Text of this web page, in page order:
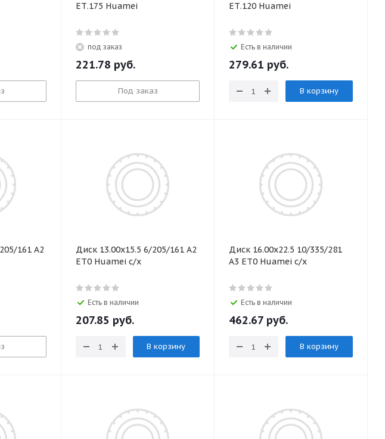
ЕТ.175 Huamei
под заказ
221.78 руб.
Под заказ
ЕТ.120 Huamei
Есть в наличии
279.61 руб.
В корзину
161 А2
Диск 13.00х15.5 6/205/161 А2
ЕТ0 Huamei с/х
Есть в наличии
207.85 руб.
В корзину
Диск 16.00х22.5 10/335/281
А3 ЕТ0 Huamei с/х
Есть в наличии
462.67 руб.
В корзину